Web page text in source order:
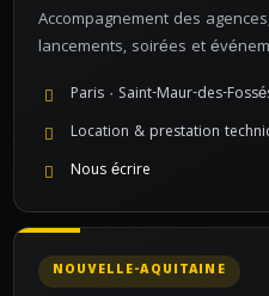
Accompagnement des
lancements, soirées et
Paris · Saint-Maur-des-
Location & prestation
Nous écrire
NOUVELLE-AQUITAINE